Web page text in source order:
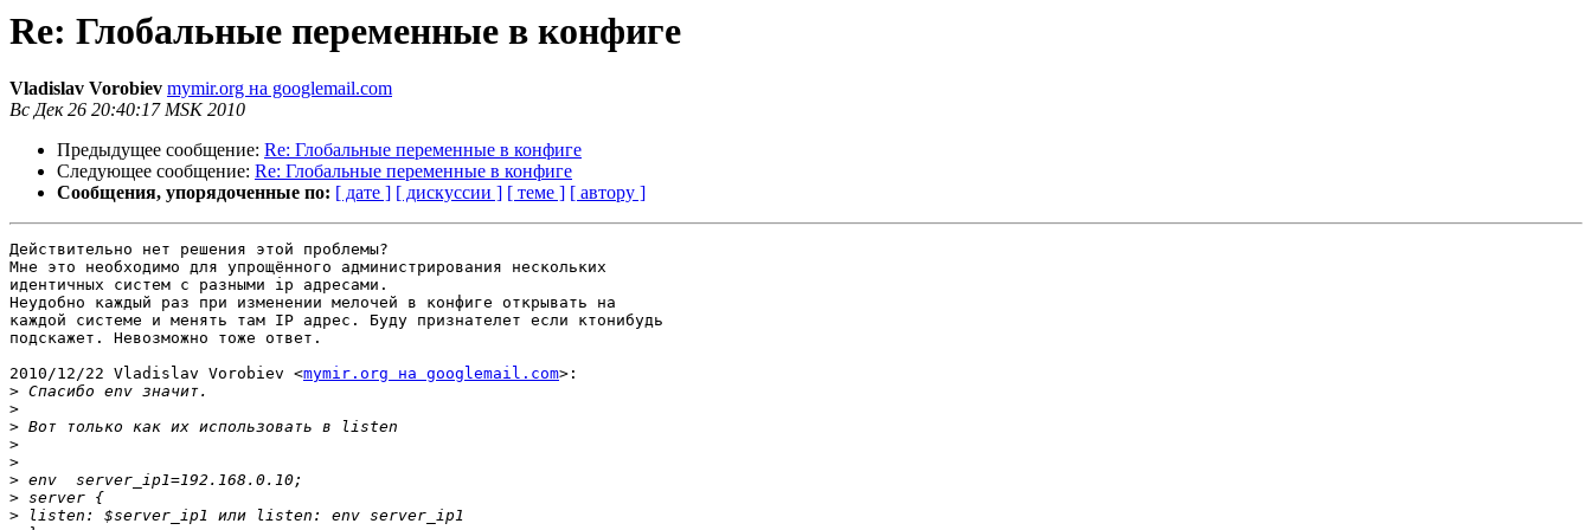
Re: Глобальные переменные в конфиге
Vladislav Vorobiev mymir.org на googlemail.com
Вс Дек 26 20:40:17 MSK 2010
Предыдущее сообщение: Re: Глобальные переменные в конфиге
Следующее сообщение: Re: Глобальные переменные в конфиге
Сообщения, упорядоченные по: [ дате ] [ дискуссии ] [ теме ] [ автору ]
Действительно нет решения этой проблемы?
Мне это необходимо для упрощённого администрирования нескольких
идентичных систем с разными ip адресами.
Неудобно каждый раз при изменении мелочей в конфиге открывать на
каждой системе и менять там IP адрес. Буду признателет если ктонибудь
подскажет. Невозможно тоже ответ.
2010/12/22 Vladislav Vorobiev <mymir.org на googlemail.com>:
>
>
>
>
>
>
>
>